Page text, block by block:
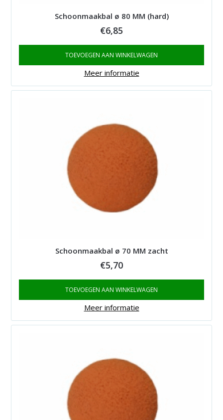
Schoonmaakbal ø 80 MM (hard)
€6,85
TOEVOEGEN AAN WINKELWAGEN
Meer informatie
Schoonmaakbal ø 70 MM zacht
€5,70
TOEVOEGEN AAN WINKELWAGEN
Meer informatie